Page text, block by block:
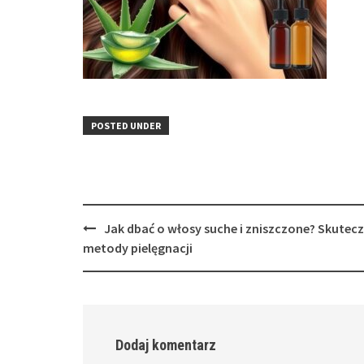
POSTED UNDER
Post
navigation
Jak dbać o włosy suche i zniszczone?
metody pielęgnacji
Dodaj komentarz